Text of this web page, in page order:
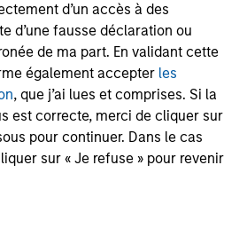
d’un accès à des
d’une fausse déclaration ou
de ma part. En validant cette
également accepter les
, que j’ai lues et comprises. Si la
est correcte, merci de cliquer sur
pour continuer. Dans le cas
sur « Je refuse » pour revenir
Process
assessment:
a top-down analysis of the
to determine the portfolio’s